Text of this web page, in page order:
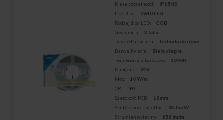
Klasa szczelności:
IP65HS
Ilość diod:
2640 LED
Rodzaj diod LED:
COB
Gwarancja:
3 lata
Typ źródła światła:
Jednokolorowe
Barwa światła:
Biała ciepła
Temperatura barwowa:
3000K
Napięcie:
24V
Moc:
10 W/m
CRI:
90
Szerokość PCB:
10mm
Skuteczność świetlna:
85 lm/W
Strumień świetlny:
850 lm/m